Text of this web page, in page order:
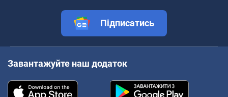
Підписатись
Завантажуйте наш додаток